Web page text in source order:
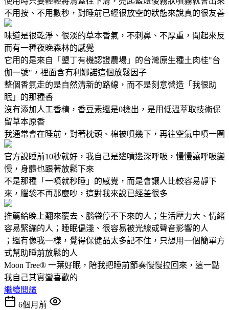
不用按、不用數秒，對睡前已經很放空的狀態來說真的很友善
味道是很乾淨、很淡的草本香氣，不刺鼻、不厚重，聞起來反
而有一種夜晚森林的感覺
它用的是來自「墾丁有機認證農場」的台灣原生種土肉桂"台
伽一號"，裡面含有利娜諾這個放鬆因子
整個香氣走的是自然清新的路線，而不是刻意營造「我很助
眠」的那種香
沒有添加人工香精，香豆素還是0檢出，是用低溫萃取技術保
留草本原香
我通常會在睡前，對著枕頭、棉被噴幾下，再往空氣中噴一圈
官方說睡前10秒就好，我自己是邊噴邊深呼吸，慢慢讓呼吸變
慢，身體也跟著放鬆下來
不是那種「一噴就秒睡」的感覺，而是會讓人比較容易靜下
來，腦袋不再那麼吵，這對我來說已經差很多
推薦給晚上翻來覆去、腦袋停不下來的人；生活壓力大、情緒
容易緊繃的人；睡眠偏淺、很容易被光線或聲音影響的人
；還有像我一樣，覺得保健品太多記不住，只想用一個簡單方
式幫助睡前放鬆的人
Moon Tree® 一葉好眠，陪我把睡前節奏慢慢拉回來，這一點
我自己其實蠻喜歡的
繼續閱讀
6個月前